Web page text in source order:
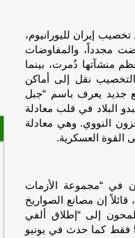
المبرم عام 2015، الذي قيد تخصيب إيران لليورانيوم،
مجدداً، والمفاوضات
منشآتها دُمرت، بينما
التخصيب نقل إلى أماكن
جديد يعرف باسم “جبل
البلاد في قلب معادلة
النووي. وهي معادلة
القوة العسكرية.
في “مجموعة الأزمات
إن مصانع الصواريخ
إلى “إطلاق ألفي
صاروخ دفعة واحدة لإغراق الدفاعات الإسرائيلية، لا 500 فقط كما حدث في يونيو